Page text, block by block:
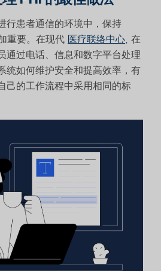
行患者通信的环境中，保持
重要。在现代 医疗联络中心 , 在
通过电话、信息和数字平台处理
统如何维护安全和提高效率，有
己的工作流程中采用相同的标